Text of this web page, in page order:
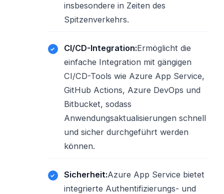
insbesondere in Zeiten des
Spitzenverkehrs.
CI/CD-Integration:Ermöglicht die
einfache Integration mit gängigen
CI/CD-Tools wie Azure App Service,
GitHub Actions, Azure DevOps und
Bitbucket, sodass
Anwendungsaktualisierungen schnell
und sicher durchgeführt werden
können.
Sicherheit:Azure App Service bietet
integrierte Authentifizierungs- und